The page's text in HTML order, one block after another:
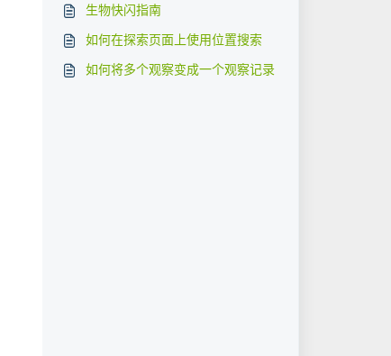
生物快闪指南
如何在探索页面上使用位置搜索
如何将多个观察变成一个观察记录